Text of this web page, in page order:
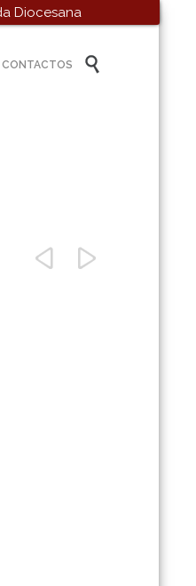
Diocesana
Skip
to
CONTACTOS 
 